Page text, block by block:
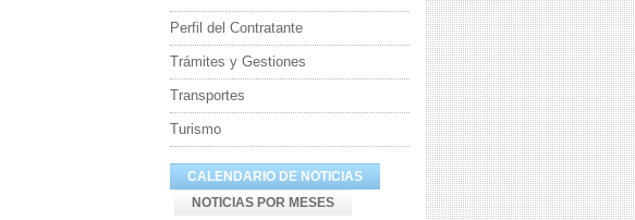
Perfil del Contratante
Trámites y Gestiones
Transportes
Turismo
CALENDARIO DE NOTICIAS
NOTICIAS POR MESES